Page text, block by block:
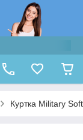
Куртка Military